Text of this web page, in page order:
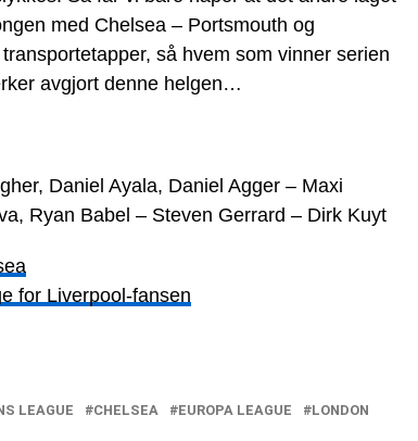
med Chelsea – Portsmouth og
så hvem som vinner serien
avgjort denne helgen…
Daniel Ayala, Daniel Agger – Maxi
Ryan Babel – Steven Gerrard – Dirk Kuyt
for Liverpool-fansen
LEAGUE CHELSEA EUROPA LEAGUE
LONDON